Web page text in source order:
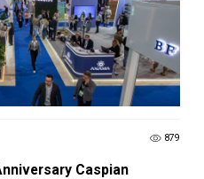
879
Caspian